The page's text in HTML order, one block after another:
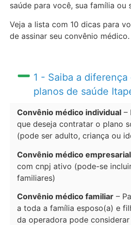
saúde para você, sua família ou
Veja a lista com 10 dicas para
de assinar seu convênio médico.
1 - Saiba a
planos de saúde
Convênio médico individual –
que deseja contratar o plano
(pode ser adulto, criança ou
Convênio médico empresarial
com cnpj ativo (pode-se
familiares)
Convênio médico familiar –
a toda a família esposo(a) e
da operadora pode